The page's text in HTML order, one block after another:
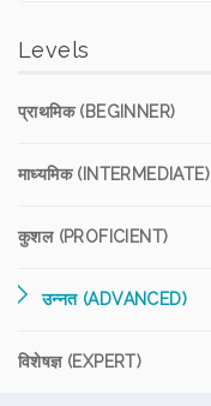
Levels
प्राथमिक (BEGINNER)
माध्यमिक (INTERMEDIATE)
कुशल (PROFICIENT)
उन्नत (ADVANCED)
विशेषज्ञ (EXPERT)